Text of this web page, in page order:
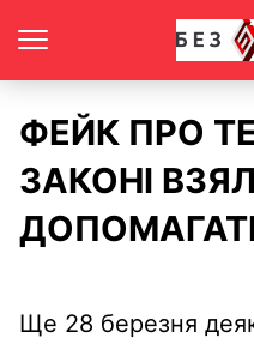
ФЕЙК ПРО
ЗАКОНІ
Ще 28 березня